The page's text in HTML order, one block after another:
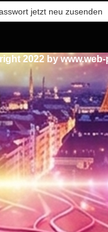
jetzt neu zusenden
2022 by